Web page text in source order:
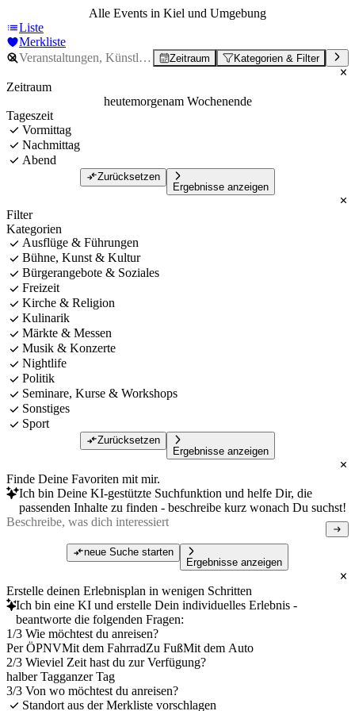
Alle Events in Kiel und Umgebung
Liste
Merkliste
Zeitraum Kategorien & Filter
Zeitraum
heutemorgenam Wochenende
Tageszeit
Vormittag
Nachmittag
Abend
Zurücksetzen
Ergebnisse anzeigen
Filter
Kategorien
Ausflüge & Führungen
Bühne, Kunst & Kultur
Bürgerangebote & Soziales
Freizeit
Kirche & Religion
Kulinarik
Märkte & Messen
Musik & Konzerte
Nightlife
Politik
Seminare, Kurse & Workshops
Sonstiges
Sport
Zurücksetzen
Ergebnisse anzeigen
Finde Deine Favoriten mit mir.
Ich bin Deine KI-gestützte Suchfunktion und helfe Dir, die
passenden Inhalte zu finden - beschreibe kurz wonach Du suchst!
neue Suche starten
Ergebnisse anzeigen
Erstelle deinen Erlebnisplan in wenigen Schritten
Ich bin eine KI und erstelle Dein individuelles Erlebnis -
beantworte die folgenden Fragen:
1/3 Wie möchtest du anreisen?
Per ÖPNVMit dem FahrradZu FußMit dem Auto
2/3 Wieviel Zeit hast du zur Verfügung?
halber Tagganzer Tag
3/3 Von wo möchtest du anreisen?
Standort aus der Merkliste vorschlagen